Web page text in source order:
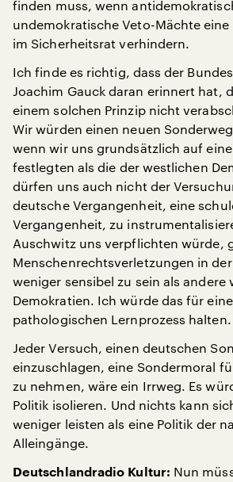
finden muss, wenn
undemokratische Veto-Mächte eine
im Sicherheitsrat verhindern.
Ich finde es richtig, dass der
Joachim Gauck daran erinnert hat,
einem solchen Prinzip nicht
Wir würden einen neuen
wenn wir uns grundsätzlich auf
festlegten als die der westlichen
dürfen uns auch nicht der
deutsche Vergangenheit, eine
Vergangenheit, zu
Auschwitz uns verpflichten würde,
Menschenrechtsverletzungen in
weniger sensibel zu sein als andere
Demokratien. Ich würde das für
pathologischen Lernprozess halten.
Jeder Versuch, einen deutschen
einzuschlagen, eine Sondermoral
zu nehmen, wäre ein Irrweg. Es
Politik isolieren. Und nichts kann
weniger leisten als eine Politik der
Alleingänge.
Deutschlandradio Kultur: Nun